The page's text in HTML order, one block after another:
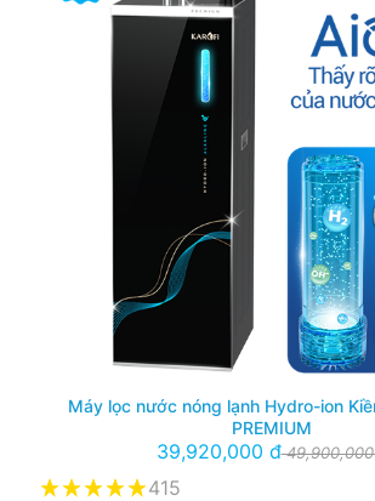
Máy lọc nước nóng lạnh Hydro-ion
PREMIUM
39,920,000 đ
415